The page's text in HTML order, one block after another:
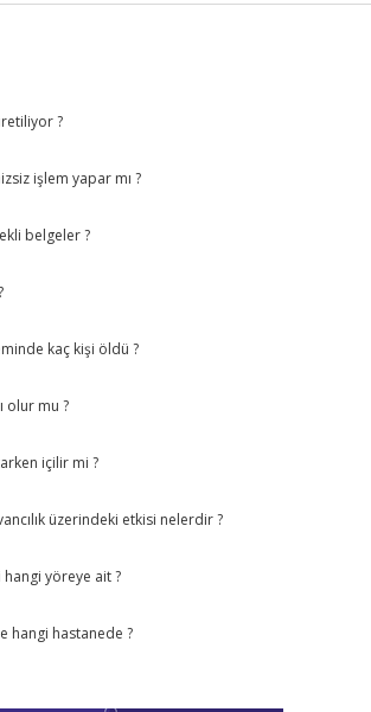
?
işlem yapar mı ?
belgeler ?
kaç kişi öldü ?
olur mu ?
içilir mi ?
üzerindeki etkisi nelerdir ?
yöreye ait ?
hangi hastanede ?